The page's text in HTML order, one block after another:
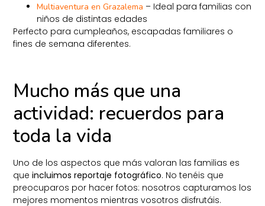
Multiaventura en Grazalema – Ideal para familias con
niños de distintas edades
Perfecto para cumpleaños, escapadas familiares o
fines de semana diferentes.
Mucho más que una
actividad: recuerdos para
toda la vida
Uno de los aspectos que más valoran las familias es
queincluimos reportaje fotográfico. No tenéis que
preocuparos por hacer fotos: nosotros capturamos los
mejores momentos mientras vosotros disfrutáis.